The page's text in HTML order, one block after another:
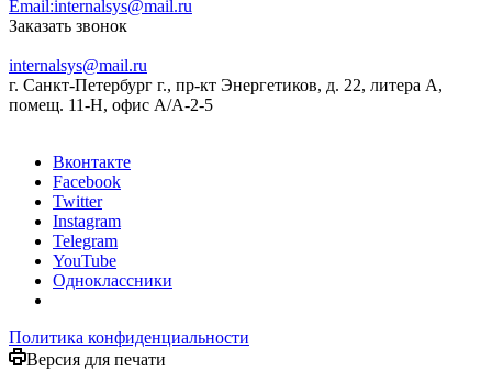
Email:internalsys@mail.ru
Заказать звонок
internalsys@mail.ru
г. Санкт-Петербург г., пр-кт Энергетиков, д. 22, литера А,
помещ. 11-Н, офис А/А-2-5
Вконтакте
Facebook
Twitter
Instagram
Telegram
YouTube
Одноклассники
Политика конфиденциальности
Версия для печати